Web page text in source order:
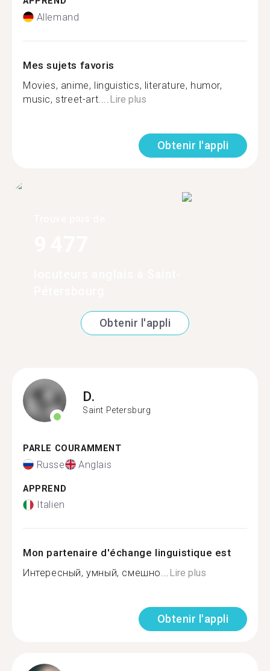
Allemand
Mes sujets favoris
Movies, anime, linguistics, literature, humor,
music, street-art.... Lire plus
Obtenir l'appli
Obtenir l'appli
D.
Saint Petersburg
PARLE COURAMMENT
Russe Anglais
APPREND
Italien
Mon partenaire d'échange linguistique est
Интересный, умный, смешно...Lire plus
Obtenir l'appli